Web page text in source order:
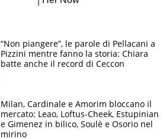
“Non piangere”, le parole di Pellacani a
Pizzini mentre fanno la storia: Chiara
batte anche il record di Ceccon
Milan, Cardinale e Amorim bloccano il
mercato: Leao, Loftus-Cheek, Estupinian
e Gimenez in bilico, Soulè e Osorio nel
mirino